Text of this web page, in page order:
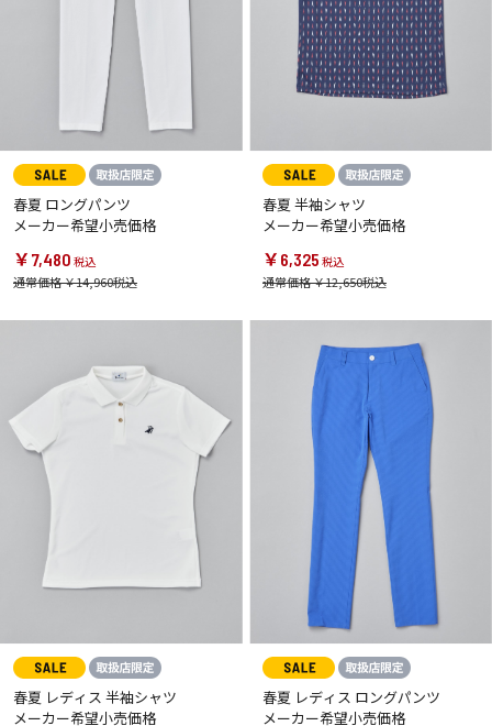
春夏 ロングパンツ
メーカー希望小売価格
￥7,480
通常価格 ￥14,960
春夏 半袖シャツ
メーカー希望小売価格
￥6,325
通常価格 ￥12,650
春夏 レディス 半袖シャツ
メーカー希望小売価格
春夏 レディス ロングパンツ
メーカー希望小売価格